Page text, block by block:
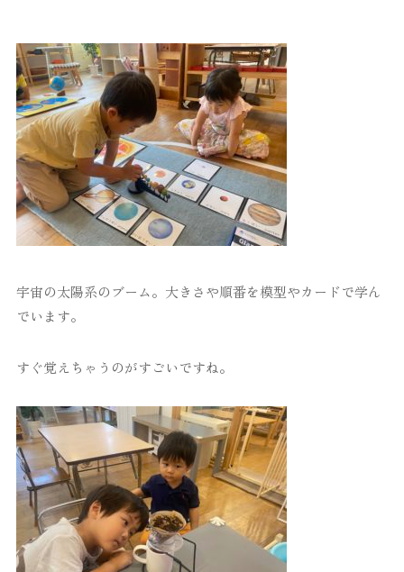
宇宙の太陽系のブーム。大きさや順番を模型やカードで学ん
でいます。
すぐ覚えちゃうのがすごいですね。